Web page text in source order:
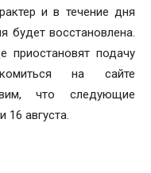
и в течение дня
будет восстановлена.
приостановят подачу
на сайте
что следующие
16 августа.